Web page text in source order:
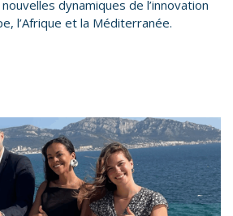
dynamiques de l’innovation
l’Afrique et la Méditerranée.